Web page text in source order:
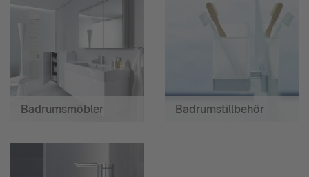
Badrumsmöbler Badrumstillbehör